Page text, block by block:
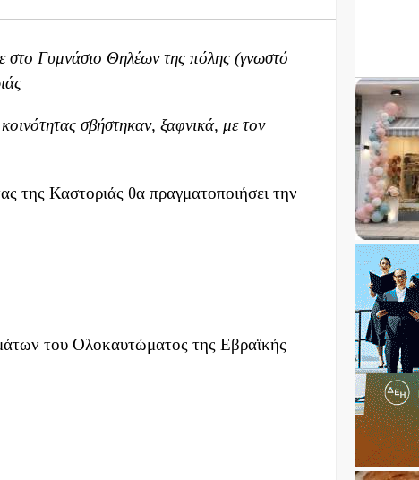
στο Γυμνάσιο Θηλέων της πόλης (γνωστό
σβήστηκαν, ξαφνικά, με τον
της Καστοριάς θα πραγματοποιήσει την
του Ολοκαυτώματος της Εβραϊκής